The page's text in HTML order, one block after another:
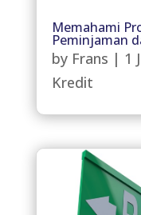
Memahami
Peminjaman
by Frans | 1
Kredit